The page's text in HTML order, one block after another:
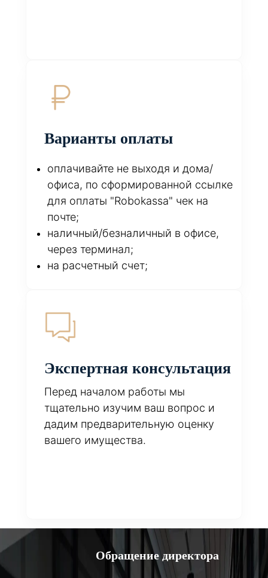
Варианты оплаты
оплачивайте не выходя и дома/
офиса, по сформированной ссылке
для оплаты "Robokassa" чек на
почте;
наличный/безналичный в офисе,
через терминал;
на расчетный счет;
Экспертная консультация
Перед началом работы мы
тщательно изучим ваш вопрос и
дадим предварительную оценку
вашего имущества.
Обращение директора